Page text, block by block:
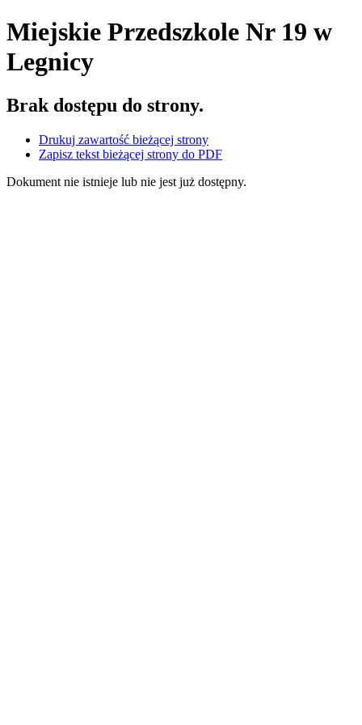
Miejskie Przedszkole Nr 19 w
Legnicy
Brak dostępu do strony.
Drukuj zawartość bieżącej strony
Zapisz tekst bieżącej strony do PDF
Dokument nie istnieje lub nie jest już dostępny.